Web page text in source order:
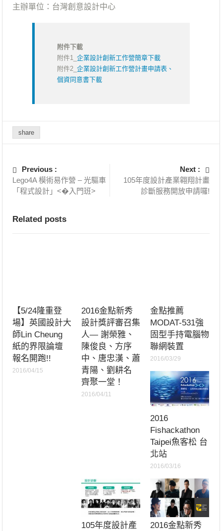
主辦單位：台灣創意設計中心
附件下載
附件1_企業設計創新工作營簡章下載
附件2_企業設計創新工作營計畫申請表、
個資同意書下載
share
Previous :
Lego4A 模術易作營 – 光驅車
「程式設計」<�入門班>
Next :
105年度設計產業翱翔計畫
診斷服務開放申請囉!
Related posts
【5/24隆重登
場】英國設計大
師Lin Cheung
紙的界限論壇
報名開跑!!
2016/04/15
2016金點新秀
設計獎評審召集
人— ‪謝榮雅‬、‪
陳俊良‬、‪方序
中‬、‪唐忠漢‬、‪蕭
青陽‬、‪‎劉耕名‬
齊聚一堂！
2016/04/11
金點推薦
MODAT-531強
固型手持電腦物
聯網裝置
2016/03/29
2016
Fishackathon
Taipei魚客松 台
北站
2016/03/16
105年度設計產
2016金點新秀